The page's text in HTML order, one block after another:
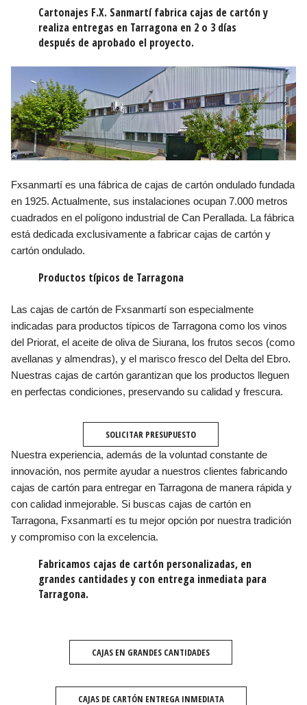
Cartonajes F.X. Sanmartí fabrica cajas de cartón y
realiza entregas en Tarragona en 2 o 3 días
después de aprobado el proyecto.
Fxsanmartí es una fábrica de cajas de cartón ondulado fundada
en 1925. Actualmente, sus instalaciones ocupan 7.000 metros
cuadrados en el polígono industrial de Can Perallada. La fábrica
está dedicada exclusivamente a fabricar cajas de cartón y
cartón ondulado.
Productos típicos de Tarragona
Las cajas de cartón de Fxsanmartí son especialmente
indicadas para productos típicos de Tarragona como los vinos
del Priorat, el aceite de oliva de Siurana, los frutos secos (como
avellanas y almendras), y el marisco fresco del Delta del Ebro.
Nuestras cajas de cartón garantizan que los productos lleguen
en perfectas condiciones, preservando su calidad y frescura.
SOLICITAR PRESUPUESTO
Nuestra experiencia, además de la voluntad constante de
innovación, nos permite ayudar a nuestros clientes fabricando
cajas de cartón para entregar en Tarragona de manera rápida y
con calidad inmejorable. Si buscas cajas de cartón en
Tarragona, Fxsanmartí es tu mejor opción por nuestra tradición
y compromiso con la excelencia.
Fabricamos cajas de cartón personalizadas, en
grandes cantidades y con entrega inmediata para
Tarragona.
CAJAS EN GRANDES CANTIDADES
CAJAS DE CARTÓN ENTREGA INMEDIATA